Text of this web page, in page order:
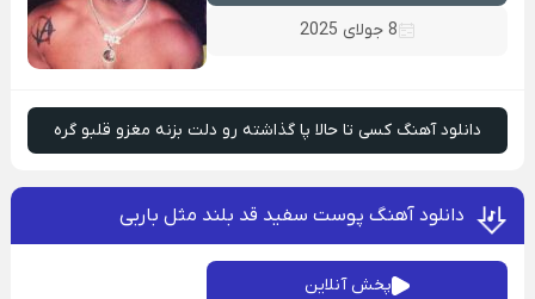
8 جولای 2025
دانلود آهنگ کسی تا حالا پا گذاشته رو دلت بزنه مغزو قلبو گره
دانلود آهنگ پوست سفید قد بلند مثل باربی
پخش آنلاین